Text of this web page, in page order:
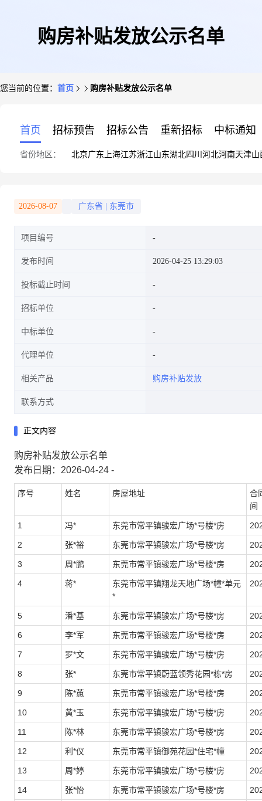
购房补贴发放公示名单
您当前的位置： 首页 购房补贴发放公示名单
首页 招标预告 招标公告 重新招标 中标通知
省份地区： 北京广东 上海江苏浙江山东湖北四川 河北河南天津山
2026-08-07 广东省 东莞市
项目编号
发布时间 2026-04-25 13:29:03
投标截止时间
招标单位
中标单位
代理单位
相关产品 购房补贴发放
联系方式
正文内容
购房补贴发放公示名单
发布日期：2026-04-24 -
序号 姓名 房屋地址
合
间
1 冯* 东莞市常平镇骏宏广场*号楼*房
2 张*裕 东莞市常平镇骏宏广场*号楼*房
3 周*鹏 东莞市常平镇骏宏广场*号楼*房
4 蒋*
东莞市常平镇翔龙天地广场*幢*单元
*
5 潘*基 东莞市常平镇骏宏广场*号楼*房
6 李*军 东莞市常平镇骏宏广场*号楼*房
7 罗*文 东莞市常平镇骏宏广场*号楼*房
8 张* 东莞市常平镇蔚蓝领秀花园*栋*房
9 陈*蕙 东莞市常平镇骏宏广场*号楼*房
10 黄*玉 东莞市常平镇骏宏广场*号楼*房
11 陈*林 东莞市常平镇骏宏广场*号楼*房
12 利*仪 东莞市常平镇御苑花园*住宅*幢
13 周*婷 东莞市常平镇骏宏广场*号楼*房
14 张*怡 东莞市常平镇骏宏广场*号楼*房